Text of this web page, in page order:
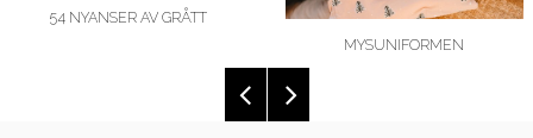
54 NYANSER AV GRÅTT
MYSUNIFORMEN